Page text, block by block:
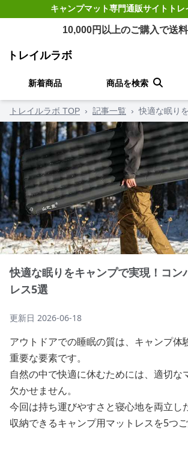
キャンプマット専門通販サイト ト
10,000円以上のご購入で送
トレイルラボ
新着商品 商品を検索
トレイルラボ TOP › 記事一覧 › 快適な眠り
快適な眠りをキャンプで実現！コン
レス5選
更新日 2026-06-18
アウトドアでの睡眠の質は、キャンプ体
重要な要素です。
自然の中で快適に休むためには、適切な
欠かせません。
今回は持ち運びやすさと寝心地を両立し
収納できるキャンプ用マットレスを5つご